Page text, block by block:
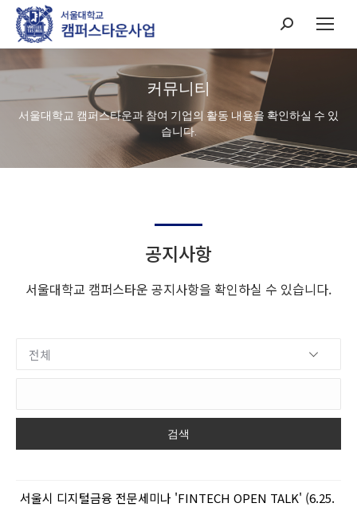
Search:
커뮤니티
서울대학교 캠퍼스타운과 참여 기업의 활동 내용을 확인하실 수 있
습니다.
공지사항
서울대학교 캠퍼스타운 공지사항을 확인하실 수 있습니다.
검색
서울시 디지털금융 전문세미나 'FINTECH OPEN TALK' (6.25.